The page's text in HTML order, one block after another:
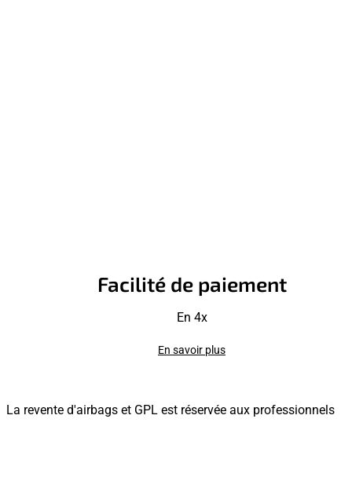
Facilité de paiement
En 4x
En savoir plus
La revente d'airbags et GPL est réservée aux professionnels